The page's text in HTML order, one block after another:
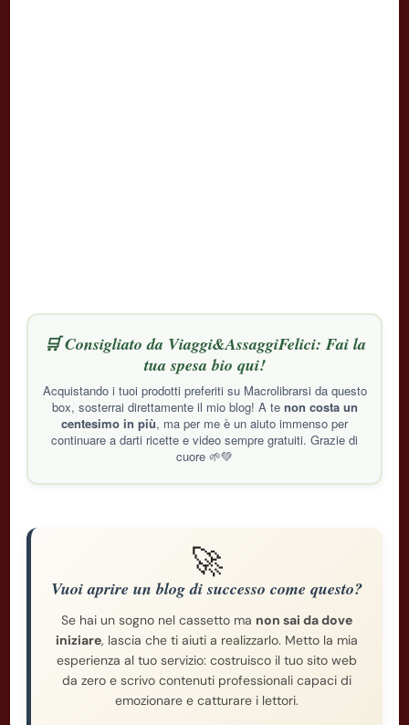
🛒 Consigliato da Viaggi&AssaggiFelici: Fai la
tua spesa bio qui!
Acquistando i tuoi prodotti preferiti su Macrolibrarsi da questo
box, sosterrai direttamente il mio blog! A te non costa un
centesimo in più, ma per me è un aiuto immenso per
continuare a darti ricette e video sempre gratuiti. Grazie di
cuore 🌱💚
🚀
Vuoi aprire un blog di successo come questo?
Se hai un sogno nel cassetto ma non sai da dove
iniziare, lascia che ti aiuti a realizzarlo. Metto la mia
esperienza al tuo servizio: costruisco il tuo sito web
da zero e scrivo contenuti professionali capaci di
emozionare e catturare i lettori.